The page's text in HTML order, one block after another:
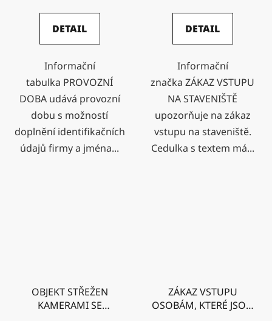
DETAIL
Informační
tabulka PROVOZNÍ
DOBA udává provozní
dobu s možností
doplnění identifikačních
údajů firmy a jména...
DETAIL
Informační
značka ZÁKAZ VSTUPU
NA STAVENIŠTĚ
upozorňuje na zákaz
vstupu na staveniště.
Cedulka s textem má...
OBJEKT STŘEŽEN
KAMERAMI SE
ZÁKAZ VSTUPU
OSOBÁM, KTERÉ JSOU